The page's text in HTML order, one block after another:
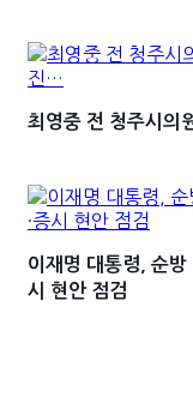
최영중 전 청주시의
이재명 대통령, 순
시 현안 점검